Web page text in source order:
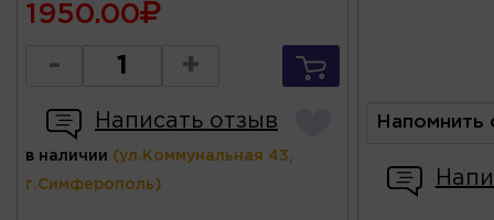
1950.00
- +
Написать отзыв
в наличии (ул.Коммунальная 43,
г.Симферополь)
Напомнить